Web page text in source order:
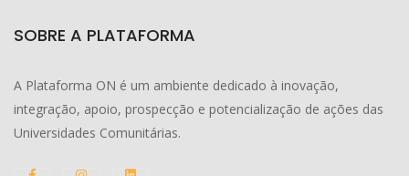
SOBRE A PLATAFORMA
A Plataforma ON é um ambiente dedicado à inovação,
integração, apoio, prospecção e potencialização de ações das
Universidades Comunitárias.